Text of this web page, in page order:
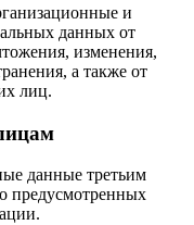
и
данных от
изменения,
а также от
лиц.
данные третьим
предусмотренных